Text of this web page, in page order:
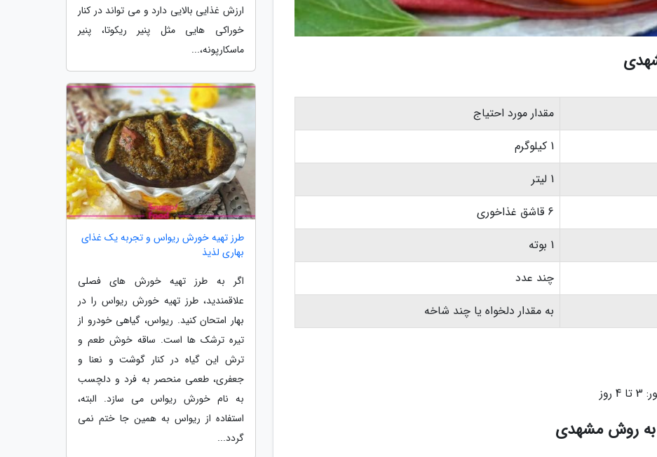
مقدار مورد احتیاج
1 کیلوگرم
1 لیتر
6 قاشق غذاخوری
1 بوته
چند عدد
به مقدار دلخواه یا چند شاخه
به روش مشهدی
ارزش غذایی بالایی دارد و می تواند در کنار
خوراکی هایی مثل پنیر ریکوتا، پنیر
ماسکارپونه،...
طرز تهیه خورش ریواس و تجربه یک غذای
بهاری لذیذ
اگر به طرز تهیه خورش های فصلی
علاقمندید، طرز تهیه خورش ریواس را در
بهار امتحان کنید. ریواس، گیاهی خودرو از
تیره ترشک ها است. ساقه خوش طعم و
ترش این گیاه در کنار گوشت و نعنا و
جعفری، طعمی منحصر به فرد و دلچسب
به نام خورش ریواس می سازد. البته،
استفاده از ریواس به همین جا ختم نمی
گردد...